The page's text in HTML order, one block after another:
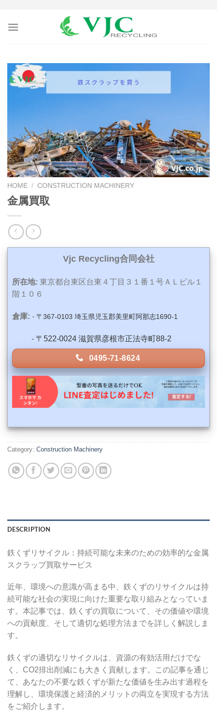
HOME / CONSTRUCTION MACHINERY
金属買取
Vjc Recycling合同会社
所在地: 東京都台東区台東４丁目３１番１号ＡＬビル１
階１０６
倉庫: - 〒367-0103 埼玉県児玉郡美里町阿那志1690-1
- 〒522-0024 滋賀県彦根市正法寺町88-2
0495-71-8624
Category: Construction Machinery
DESCRIPTION
鉄くずリサイクル：持続可能な未来のための効率的な金属
スクラップ買取サービス
近年、環境への意識が高まる中、鉄くずのリサイクルは持
続可能な社会の実現に向けた重要な取り組みとなっていま
す。本記事では、鉄くずの買取について、その価値や環境
への貢献度、そして適切な処理方法までを詳しく解説しま
す。
鉄くずの適切なリサイクルは、資源の有効活用だけでな
く、CO2排出削減にも大きく貢献します。この記事を通じ
て、あなたの不要な鉄くずが新たな価値を生み出す過程を
理解し、環境保護と経済的メリットの両立を実現する方法
をご紹介します。